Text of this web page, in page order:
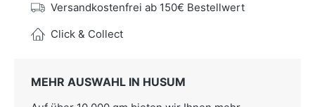
Versandkostenfrei ab 150€ Bestellwert
Click & Collect
MEHR AUSWAHL IN HUSUM